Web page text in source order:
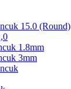
15.0 (Round)
1.8mm
3mm